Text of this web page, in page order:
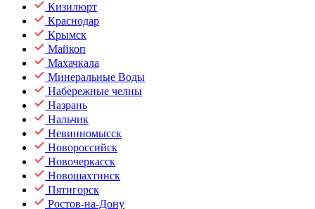
Кизилюрт
Краснодар
Крымск
Майкоп
Махачкала
Минеральные Воды
Набережные челны
Назрань
Нальчик
Невинномысск
Новороссийск
Новочеркасск
Новошахтинск
Пятигорск
Ростов-на-Дону